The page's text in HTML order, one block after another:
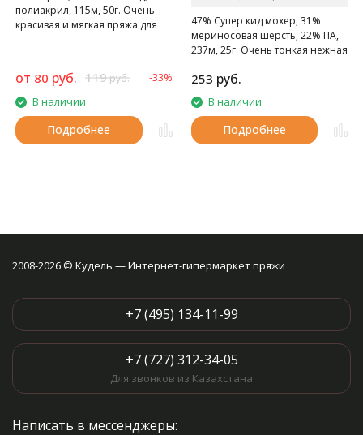
полиакрил, 115м, 50г. Очень
красивая и мягкая пряжа для
ворсом - шерстью мериноса и
акрилом.
от 80 руб. 119руб. -33%
В наличии
Подробнее
47% Супер кид мохер, 31%
мериносовая шерсть, 22% ПА,
237м, 25г. Очень тонкая нежная
253 руб.
В наличии
Подробнее
2008-2026 © Кудель — Интернет-гипермаркет пряжи
+7 (495) 134-11-99
+7 (727) 312-34-05
Для звонков из Казахстана
Написать в мессенджеры: